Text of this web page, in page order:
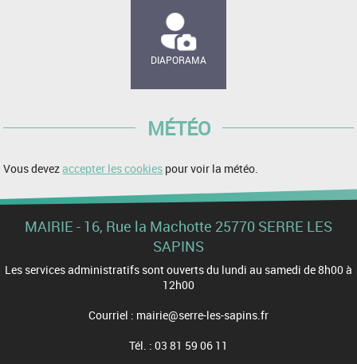
DIAPORAMA
MÉTÉO
Vous devezaccepter les cookies pour voir la météo.
MAIRIE - 16, Rue la Machotte 25770 SERRE LES
SAPINS
Les services administratifs sont ouverts du lundi au samedi de 8h00 à
12h00
Courriel : mairie@serre-les-sapins.fr
Tél. : 03 81 59 06 11